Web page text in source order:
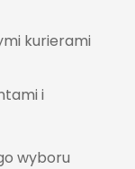
kurierami
i
wyboru